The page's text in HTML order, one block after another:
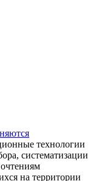
технологии
систематизации
на территории